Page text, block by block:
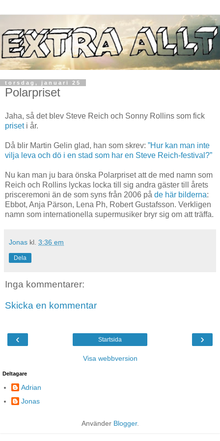
torsdag, januari 25
Polarpriset
Jaha, så det blev Steve Reich och Sonny Rollins som fick
priseti år.
Då blir Martin Gelin glad, han som skrev: ”Hur kan man inte
vilja leva och dö i en stad som har en Steve Reich-festival?”
Nu kan man ju bara önska Polarpriset att de med namn som
Reich och Rollins lyckas locka till sig andra gäster till årets
prisceremoni än de som syns från 2006 på de här bilderna:
Ebbot, Anja Pärson, Lena Ph, Robert Gustafsson. Verkligen
namn som internationella supermusiker bryr sig om att träffa.
Jonas kl. 3:36 em
Dela
Inga kommentarer:
Skicka en kommentar
‹ ›
Startsida
Visa webbversion
Deltagare
Adrian
Jonas
Använder Blogger.